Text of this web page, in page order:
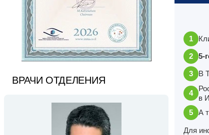
ВРАЧИ ОТДЕЛЕНИЯ
5-
В
в
А
Для